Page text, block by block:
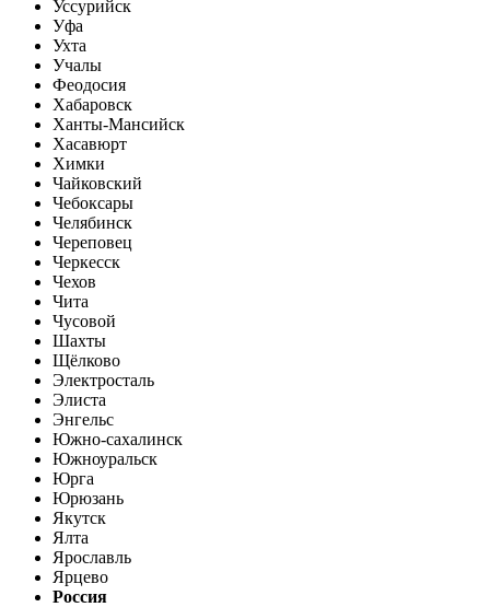
Уссурийск
Уфа
Ухта
Учалы
Феодосия
Хабаровск
Ханты-Мансийск
Хасавюрт
Химки
Чайковский
Чебоксары
Челябинск
Череповец
Черкесск
Чехов
Чита
Чусовой
Шахты
Щёлково
Электросталь
Элиста
Энгельс
Южно-сахалинск
Южноуральск
Юрга
Юрюзань
Якутск
Ялта
Ярославль
Ярцево
Россия